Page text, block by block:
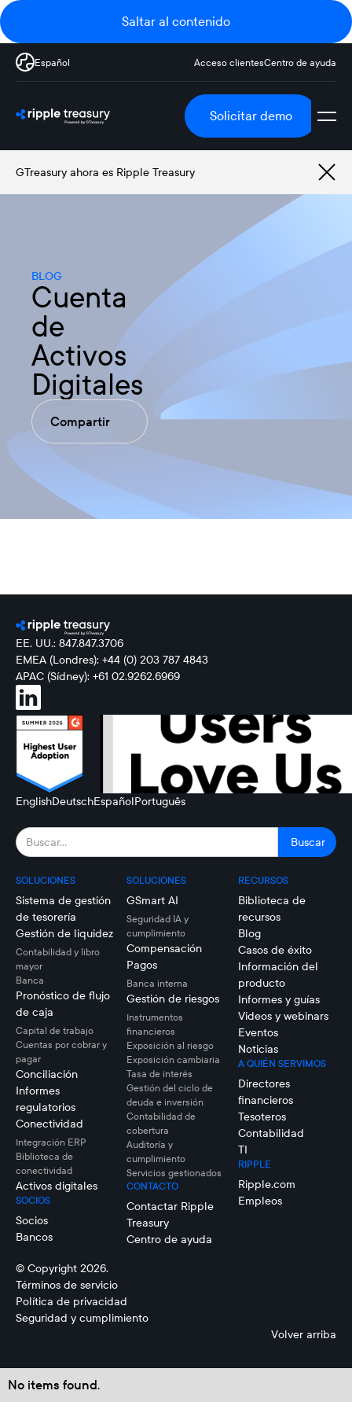
Saltar al contenido
Español Acceso clientesCentro de ayuda
Solicitar demo
GTreasury ahora es Ripple Treasury
BLOG
Cuenta
de
Activos
Digitales
Compartir
EE. UU.: 847.847.3706
EMEA (Londres): +44 (0) 203 787 4843
APAC (Sídney): +61 02.9262.6969
EnglishDeutschEspañolPortuguês
SOLUCIONES
Sistema de gestión
de tesorería
Gestión de liquidez
Contabilidad y libro
mayor
Banca
Pronóstico de flujo
de caja
Capital de trabajo
Cuentas por cobrar y
pagar
Conciliación
Informes
regulatorios
Conectividad
Integración ERP
Biblioteca de
conectividad
Activos digitales
SOCIOS
Socios
Bancos
SOLUCIONES
GSmart AI
Seguridad IA y
cumplimiento
Compensación
Pagos
Banca interna
Gestión de riesgos
Instrumentos
financieros
Exposición al riesgo
Exposición cambiaria
Tasa de interés
Gestión del ciclo de
deuda e inversión
Contabilidad de
cobertura
Auditoría y
cumplimiento
Servicios gestionados
CONTACTO
Contactar Ripple
Treasury
Centro de ayuda
RECURSOS
Biblioteca de
recursos
Blog
Casos de éxito
Información del
producto
Informes y guías
Videos y webinars
Eventos
Noticias
A QUIÉN SERVIMOS
Directores
financieros
Tesoteros
Contabilidad
TI
RIPPLE
Ripple.com
Empleos
© Copyright 2026.
Términos de servicio
Política de privacidad
Seguridad y cumplimiento
Volver arriba
No items found.